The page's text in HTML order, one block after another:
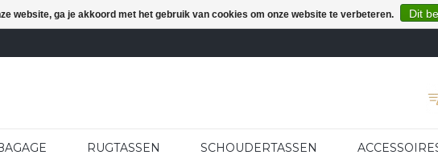
RUGTASSEN SCHOUDERTASSEN
website, ga je akkoord met het gebruik van cookies om onze website te verbeteren. Dit